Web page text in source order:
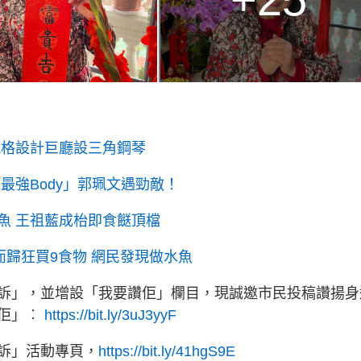
設計巨廳設三角鋼琴
強Body」郭珮文遇勁敵！
王祖藍成枱即食餸頂檔
狂買9食物 網民發現做水魚
」，並增設「我要讚佢」欄目，現誠邀市民投稿讚揚
」︰ https://bit.ly/3uJ3yyF
」活動專頁， https://bit.ly/41hgS9E